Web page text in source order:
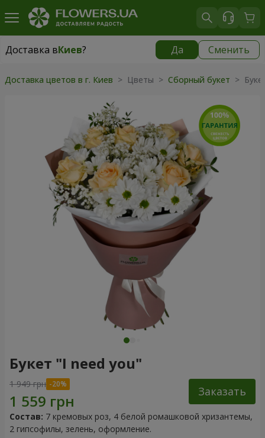
Доставка вКиев? Да Сменить
Доставка вКиев
Доставка цветов в г. Киев > Цветы > Сборный букет >
Букет "I need you"
1 949 грн
Заказать
Состав: 7 кремовых роз, 4 белой ромашковой хризантемы,
2 гипсофилы, зелень, оформление.